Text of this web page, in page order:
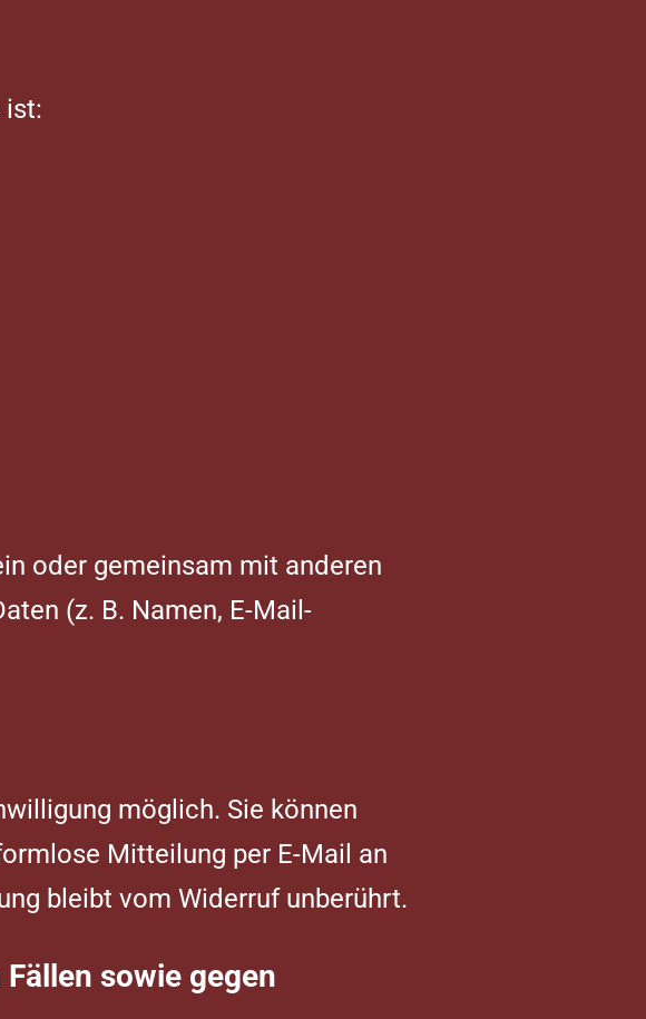
ist:
oder gemeinsam mit anderen
(z. B. Namen, E-Mail-
möglich. Sie können
Mitteilung per E-Mail an
bleibt vom Widerruf unberührt.
sowie gegen